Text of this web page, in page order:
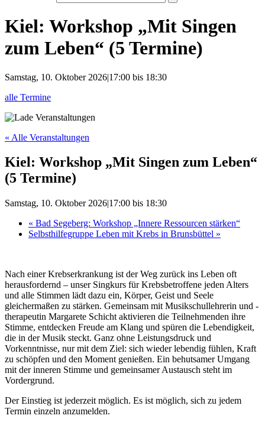
Kiel: Workshop „Mit Singen
zum Leben“ (5 Termine)
Samstag, 10. Oktober 2026|17:00 bis 18:30
alle Termine
« Alle Veranstaltungen
Kiel: Workshop „Mit Singen zum Leben“
(5 Termine)
Samstag, 10. Oktober 2026|17:00 bis 18:30
« Bad Segeberg: Workshop „Innere Ressourcen stärken“
Selbsthilfegruppe Leben mit Krebs in Brunsbüttel »
Nach einer Krebserkrankung ist der Weg zurück ins Leben oft
herausfordernd – unser Singkurs für Krebsbetroffene jeden Alters
und alle Stimmen lädt dazu ein, Körper, Geist und Seele
gleichermaßen zu stärken. Gemeinsam mit Musikschullehrerin und -
therapeutin Margarete Schicht aktivieren die Teilnehmenden ihre
Stimme, entdecken Freude am Klang und spüren die Lebendigkeit,
die in der Musik steckt. Ganz ohne Leistungsdruck und
Vorkenntnisse, nur mit dem Ziel: sich wieder lebendig fühlen, Kraft
zu schöpfen und den Moment genießen. Ein behutsamer Umgang
mit der inneren Stimme und gemeinsamer Austausch steht im
Vordergrund.
Der Einstieg ist jederzeit möglich. Es ist möglich, sich zu jedem
Termin einzeln anzumelden.